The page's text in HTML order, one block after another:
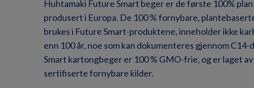
Huhtamaki Future Smart beger er de første 100%
produsert i Europa. De 100 % fornybare,
brukes i Future Smart-produktene, inneholder ikke
enn 100 år, noe som kan dokumenteres gjennom
Smart kartongbeger er 100 % GMO-frie, og er laget
sertifiserte fornybare kilder.